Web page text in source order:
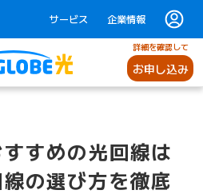
サービス 企業情報
詳細を確認して
お申し込み
すめの光回線は
の選び方を徹底